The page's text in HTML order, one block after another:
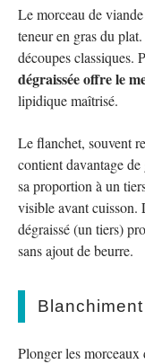
Le morceau de
teneur en gras du
découpes classiques.
dégraissée offre le
lipidique maîtrisé.
Le flanchet, souvent
contient davantage
sa proportion à un
visible avant cuisson.
dégraissé (un tiers)
sans ajout de beurre.
Plonger les